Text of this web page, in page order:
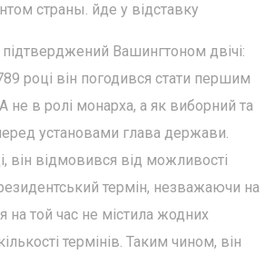
страны. йде у відставку
Вашингтоном двічі:
році він погодився стати першим
в ролі монарха, а як виборний та
установами глава держави.
він відмовився від можливості
термін, незважаючи на
на той час не містила жодних
термінів. Таким чином, він